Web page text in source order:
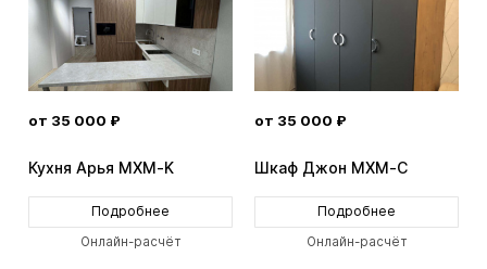
от 35 000 ₽
Кухня Арья MXM-K
Подробнее
Онлайн-расчёт
от 35 000 ₽
Шкаф Джон MXM-C
Подробнее
Онлайн-расчёт